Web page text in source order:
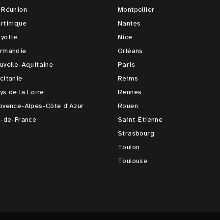
Aquitaine
de la Loire
Alpes-Côte d'Azur
de-France
Montpellier
Nantes
Nice
Orléans
Paris
Reims
Rennes
Rouen
Saint-Étienne
Strasbourg
Toulon
Toulouse